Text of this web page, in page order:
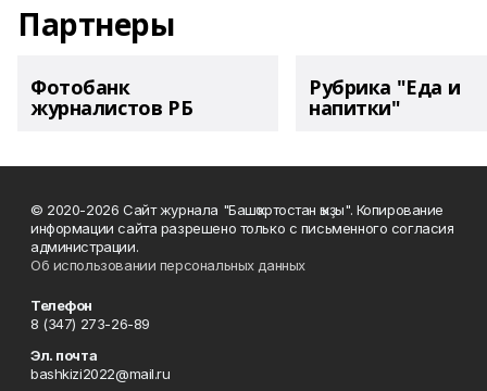
Партнеры
Фотобанк
журналистов РБ
Рубрика "Еда и
напитки"
© 2020-2026 Сайт журнала "Башҡортостан ҡыҙы". Копирование
информации сайта разрешено только с письменного согласия
администрации.
Об использовании персональных данных
Телефон
8 (347) 273-26-89
Эл. почта
bashkizi2022@mail.ru